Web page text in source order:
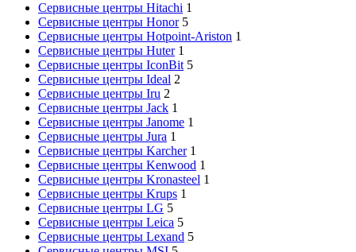
Сервисные центры Hitachi 1
Сервисные центры Honor 5
Сервисные центры Hotpoint-Ariston 1
Сервисные центры Huter 1
Сервисные центры IconBit 5
Сервисные центры Ideal 2
Сервисные центры Iru 2
Сервисные центры Jack 1
Сервисные центры Janome 1
Сервисные центры Jura 1
Сервисные центры Karcher 1
Сервисные центры Kenwood 1
Сервисные центры Kronasteel 1
Сервисные центры Krups 1
Сервисные центры LG 5
Сервисные центры Leica 5
Сервисные центры Lexand 5